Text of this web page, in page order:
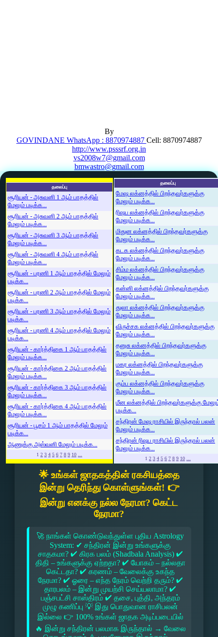
By
GOVINDANE WhatsApp : 8870974887 Cell: 8870974887
http://www.psssrf.org.in
vs2008w7@gmail.com
bmwastro@gmail.com
தலைப்பு
சூரியன் - அசுவனி 1 ஆம் பாதத்தில்
மேலும் படிக்க...
சூரியன் - அசுவனி 2 ஆம் பாதத்தில்
மேலும் படிக்க...
சூரியன் - அசுவனி 3 ஆம் பாதத்தில்
மேலும் படிக்க...
சூரியன் - அசுவனி 4 ஆம் பாதத்தில்
மேலும் படிக்க...
சூரியன் - பரணி 1 ஆம் பாதத்தில் மேலும்
படிக்க...
சூரியன் - பரணி 2 ஆம் பாதத்தில் மேலும்
படிக்க...
சூரியன் - பரணி 3 ஆம் பாதத்தில் மேலும்
படிக்க...
சூரியன் - பரணி 4 ஆம் பாதத்தில் மேலும்
படிக்க...
சூரியன் - கார்த்திகை 1 ஆம் பாதத்தில்
மேலும் படிக்க...
சூரியன் - கார்த்திகை 2 ஆம் பாதத்தில்
மேலும் படிக்க...
சூரியன் - கார்த்திகை 3 ஆம் பாதத்தில்
மேலும் படிக்க...
சூரியன் - கார்த்திகை 4 ஆம் பாதத்தில்
மேலும் படிக்க...
சூரியன் - பூசம் 1 ஆம் பாதத்தில் மேலும்
படிக்க...
ஆணுக்கு அஸ்வனி மேலும் படிக்க...
1 2 3 4 5 6 7 8 9 10 ...
தலைப்பு
மேஷ லக்னத்தில் பிறந்தவர்களுக்கு
மேலும் படிக்க...
ரிஷப லக்னத்தில் பிறந்தவர்களுக்கு
மேலும் படிக்க...
மிதுன லக்னத்தில் பிறந்தவர்களுக்கு
மேலும் படிக்க...
கடக லக்னத்தில் பிறந்தவர்களுக்கு
மேலும் படிக்க...
சிம்ம லக்னத்தில் பிறந்தவர்களுக்கு
மேலும் படிக்க...
கன்னி லக்னத்தில் பிறந்தவர்களுக்கு
மேலும் படிக்க...
துலா லக்னத்தில் பிறந்தவர்களுக்கு
மேலும் படிக்க...
விருச்சக லக்னத்தில் பிறந்தவர்களுக்கு
மேலும் படிக்க...
தனுசு லக்னத்தில் பிறந்தவர்களுக்கு
மேலும் படிக்க...
மகர லக்னத்தில் பிறந்தவர்களுக்கு
மேலும் படிக்க...
கும்ப லக்னத்தில் பிறந்தவர்களுக்கு
மேலும் படிக்க...
மீன லக்னத்தில் பிறந்தவர்களுக்கு
படிக்க...
சந்திரன் மேஷ ராசியில் இருந்தால் பலன்
மேலும் படிக்க...
சந்திரன் ரிஷப ராசியில் இருந்தால் பலன்
மேலும் படிக்க...
1 2 3 4 5 6 7 8 9 10 ...
🌟 உங்கள் ஜாதகத்தின் ரகசியத்தை
இன்று தெரிந்து கொள்ளுங்கள்! 👉
இன்று எனக்கு நல்ல நேரமா? கெட்ட
நேரமா?
🚀 நாங்கள் கொண்டுவந்துள்ள புதிய Astrology
System: ✔ சந்திரன் இன்று உங்களுக்கு
சாதகமா? ✔ கிரக பலம் (Shadbala Analysis) ✔
திதி – உங்களுக்கு ஏற்றதா? ✔ யோகம் – நல்லதா
கெட்டதா? ✔ கரணம் – வேலைக்கு உகந்த
நேரமா? ✔ ஓரை – எந்த நேரம் வெற்றி தரும்? ✔
தாரபலம் – இன்று முயற்சி செய்யலாமா? ✔
பஞ்சபட்சி சாஸ்திரம் ✔ தசை, புத்தி, அந்தரம்
முழு கணிப்பு 💡 இது பொதுவான ராசிபலன்
இல்லை 👉 100% உங்கள் ஜாதக அடிப்படையில்
🔥 இன்று சந்திரன் பலமாக இருந்தால் → வேலை